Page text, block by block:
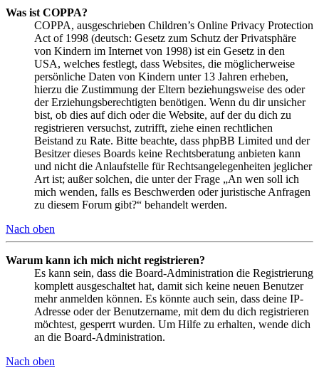
Was ist COPPA?
COPPA, ausgeschrieben Children’s Online Privacy Protection
Act of 1998 (deutsch: Gesetz zum Schutz der Privatsphäre
von Kindern im Internet von 1998) ist ein Gesetz in den
USA, welches festlegt, dass Websites, die möglicherweise
persönliche Daten von Kindern unter 13 Jahren erheben,
hierzu die Zustimmung der Eltern beziehungsweise des oder
der Erziehungsberechtigten benötigen. Wenn du dir unsicher
bist, ob dies auf dich oder die Website, auf der du dich zu
registrieren versuchst, zutrifft, ziehe einen rechtlichen
Beistand zu Rate. Bitte beachte, dass phpBB Limited und der
Besitzer dieses Boards keine Rechtsberatung anbieten kann
und nicht die Anlaufstelle für Rechtsangelegenheiten jeglicher
Art ist; außer solchen, die unter der Frage „An wen soll ich
mich wenden, falls es Beschwerden oder juristische Anfragen
zu diesem Forum gibt?“ behandelt werden.
Nach oben
Warum kann ich mich nicht registrieren?
Es kann sein, dass die Board-Administration die Registrierung
komplett ausgeschaltet hat, damit sich keine neuen Benutzer
mehr anmelden können. Es könnte auch sein, dass deine IP-
Adresse oder der Benutzername, mit dem du dich registrieren
möchtest, gesperrt wurden. Um Hilfe zu erhalten, wende dich
an die Board-Administration.
Nach oben